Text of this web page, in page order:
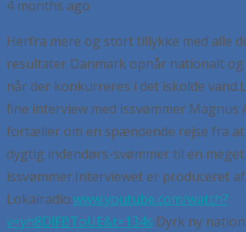
4 months ago
Herfra mere og stort tillykke med alle
resultater Danmark opnår nationalt
når der konkurreres i det iskolde vand.
fine interview med issvømmer Magnus
fortæller om en spændende rejse fra
dygtig indendørs-svømmer til en
issvømmer.Interviewet er produceret
Lokalradio.www.youtube.com/watch?
v=yh8DlFBToUE&t=134s Dyrk ny